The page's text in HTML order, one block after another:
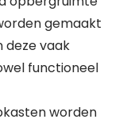
gemaakt
deze vaak
functioneel
worden